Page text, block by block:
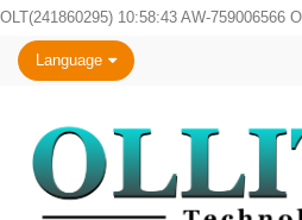
OLT(241860295) 10:58:43 AW-759006566
Language